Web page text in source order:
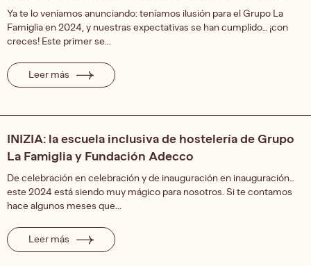
Ya te lo veníamos anunciando: teníamos ilusión para el Grupo La
Famiglia en 2024, y nuestras expectativas se han cumplido… ¡con
creces! Este primer se...
Leer más
INIZIA: la escuela inclusiva de hostelería de Grupo
La Famiglia y Fundación Adecco
De celebración en celebración y de inauguración en inauguración…
este 2024 está siendo muy mágico para nosotros. Si te contamos
hace algunos meses que...
Leer más